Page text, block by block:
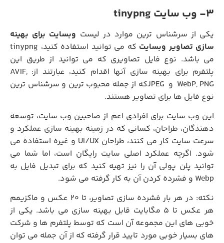
یکی از سرشناس ترین موارد در لیستوبسایت برای بهینه
سازی تصاویر وبسایت
که می توانید استفاده کنید، tinypng
می باشد. نوع فایل تصاویری که می توانید از طریق این
پلتفرم برای بهینه سازی آنها اقدام کنید، عبارتند از: AVIF,
WebP, PNG و JPEGکه از جمله محبوب ترین و سرشناس ترین
نوع فایل ها برای تصاویر هستند.
این وب سایت برای افرادی اعم از صاحبین وب سایت، توسعه
دهندگان، طراحان، کسانی که در زمینه بهینه سازی عملکرد و
سرعت سایت کار می کنند، طراحان UI/UX و غیره استفاده می
شود. اگرچه عملکرد اصلی سایت رایگان است، اما شما می
توانید پلن پولی آن را نیز تهیه کنید که برای تبدیل فایل به
Webp و فشرده کردن آن به کار گرفته می شود.
نکته: در هر بار فشرده سازی تصاویر، تا 20 عکس و ماکزیمم
هر عکس تا 5 مگابایت قابل بهینه سازی می باشد. یکی از
خوبی های این مجموعه آن است که توسط پلتفرم ها و شرکت
های بسیار خوبی مورد تایید قرار گرفته که از آن جمله می توان